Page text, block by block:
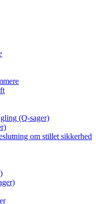
(Q-sager)
om stillet sikkerhed